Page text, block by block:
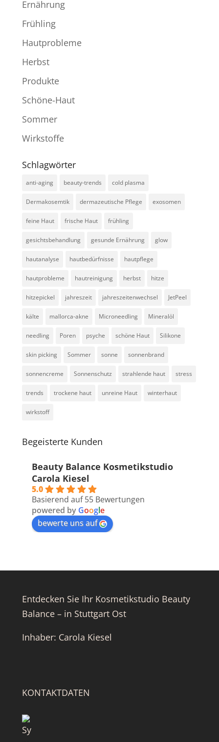
Ernährung
Frühling
Hautprobleme
Herbst
Produkte
Schöne-Haut
Sommer
Wirkstoffe
Schlagwörter
anti-aging beauty-trends cold plasma
Dermakosemtik dermazeutische Pflege exosomen
feine Haut frische Haut frühling
gesichtsbehandlung gesunde Ernährung glow
hautanalyse hautbedürfnisse hautpflege
hautprobleme hautreinigung herbst hitze
hitzepickel jahreszeit jahreszeitenwechsel JetPeel
kälte mallorca-akne Microneedling Mineralöl
needling Poren psyche schöne Haut Silikone
skin picking Sommer sonne sonnenbrand
sonnencreme Sonnenschutz strahlende haut stress
trends trockene haut unreine Haut winterhaut
wirkstoff
Begeisterte Kunden
Beauty Balance Kosmetikstudio
Carola Kiesel
5.0
Basierend auf 55 Bewertungen
powered by Google
bewerte uns auf
Entdecken Sie Ihr Kosmetikstudio Beauty
Balance – in Stuttgart Ost
Inhaber: Carola Kiesel
KONTAKTDATEN